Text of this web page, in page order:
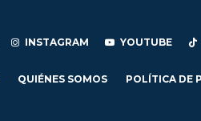
INSTAGRAM YOUTUBE
QUIÉNES SOMOS POLÍTICA DE